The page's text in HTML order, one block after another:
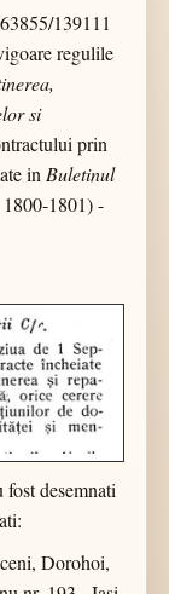
139111
regulile
si
prin
in Buletinul
1801) -
desemnati
Dorohoi,